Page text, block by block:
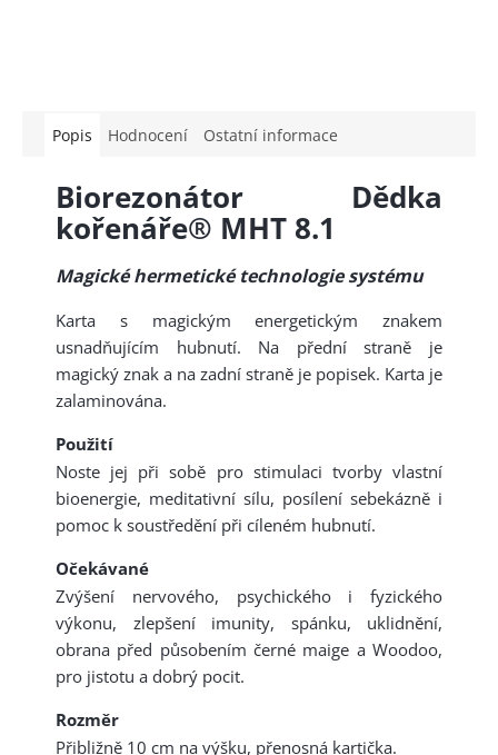
Popis Hodnocení Ostatní informace
Biorezonátor Dědka
kořenáře® MHT 8.1
Magické hermetické technologie systému
Karta s magickým energetickým znakem
usnadňujícím hubnutí. Na přední straně je
magický znak a na zadní straně je popisek. Karta je
zalaminována.
Použití
Noste jej při sobě pro stimulaci tvorby vlastní
bioenergie, meditativní sílu, posílení sebekázně i
pomoc k soustředění při cíleném hubnutí.
Očekávané
Zvýšení nervového, psychického i fyzického
výkonu, zlepšení imunity, spánku, uklidnění,
obrana před působením černé maige a Woodoo,
pro jistotu a dobrý pocit.
Rozměr
Přibližně 10 cm na výšku, přenosná kartička.